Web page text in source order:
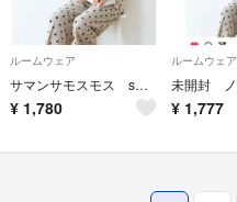
ルームウェア
サマンサモスモス sm2 ノベルティー ルームウェア パジャマ ベージュ
¥ 1,780
ルームウェア
¥ 1,777